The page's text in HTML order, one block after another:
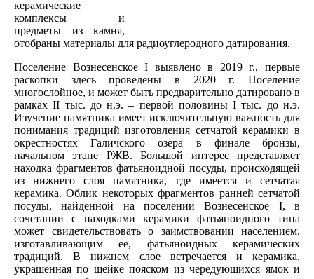
керамические
комплексы и
предметы из камня,
отобраны материалы для радиоуглеродного датирования.
Поселение Вознесенское I выявлено в 2019 г., первые
раскопки здесь проведены в 2020 г. Поселение
многослойное, и может быть предварительно датировано в
рамках II тыс. до н.э. – первой половины I тыс. до н.э.
Изучение памятника имеет исключительную важность для
понимания традиций изготовления сетчатой керамики в
окрестностях Галичского озера в финале бронзы,
начальном этапе РЖВ. Большой интерес представляет
находка фрагментов фатьяноидной посуды, происходящей
из нижнего слоя памятника, где имеется и сетчатая
керамика. Облик некоторых фрагментов ранней сетчатой
посуды, найденной на поселении Вознесенское I, в
сочетании с находками керамики фатьяноидного типа
может свидетельствовать о заимствовании населением,
изготавливающим ее, фатьяноидных керамических
традиций. В нижнем слое встречается и керамика,
украшенная по шейке пояском из чередующихся ямок и